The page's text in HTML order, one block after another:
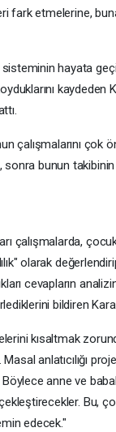
etmelerine, buna
hayata
kaydeden
çalışmalarını çok
bunun
çalışmalarda,
olarak
cevapların
bildiren
kısaltmak
anlatıcılığı
anne ve
Bu,
edecek."